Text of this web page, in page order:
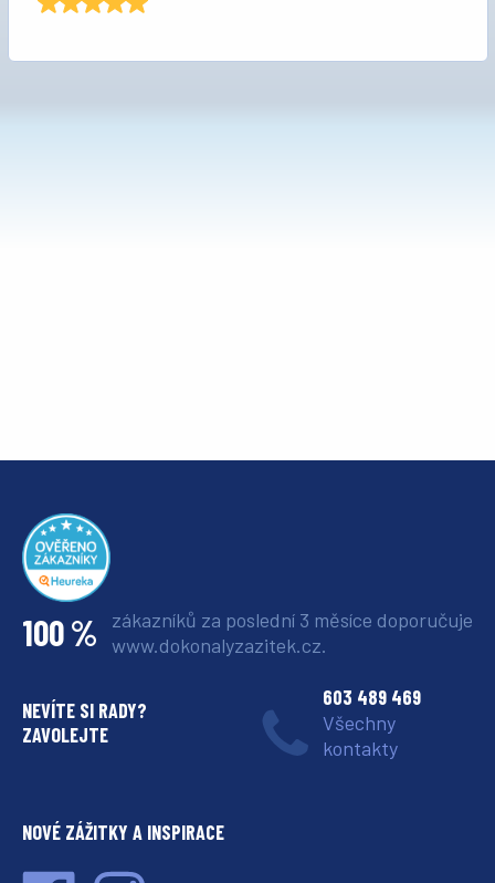
100 % zákazníků za poslední 3 měsíce doporučuje
www.dokonalyzazitek.cz.
NEVÍTE SI RADY?
ZAVOLEJTE
603 489 469
Všechny
kontakty
NOVÉ ZÁŽITKY A INSPIRACE